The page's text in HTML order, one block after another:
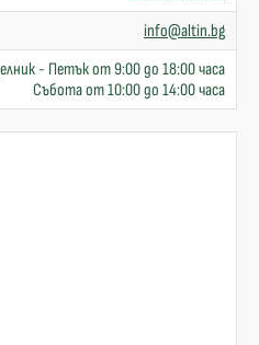
info@altin.bg
- Петък от 9:00 до 18:00 часа
Събота от 10:00 до 14:00 часа